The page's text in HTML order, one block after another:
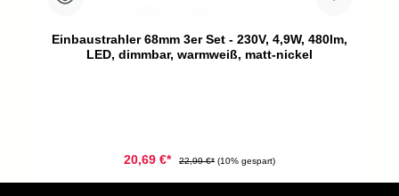
Einbaustrahler 68mm 3er Set - 230V, 4,9W, 480lm,
LED, dimmbar, warmweiß, matt-nickel
20,69 €* 22,99 €* (10% gespart)